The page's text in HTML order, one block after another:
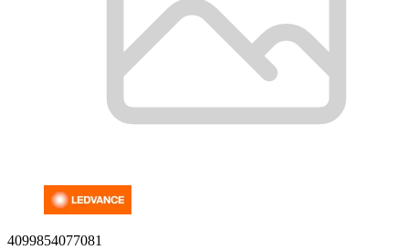
4099854077081